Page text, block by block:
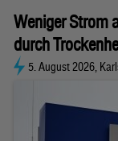
Weniger Strom
durch
5. August 2026,